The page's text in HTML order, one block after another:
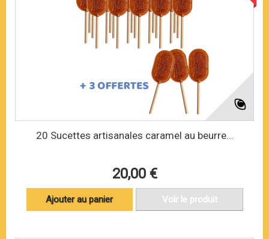
20 Sucettes artisanales caramel au beurre...
20,00 €
Ajouter au panier Voir le produit